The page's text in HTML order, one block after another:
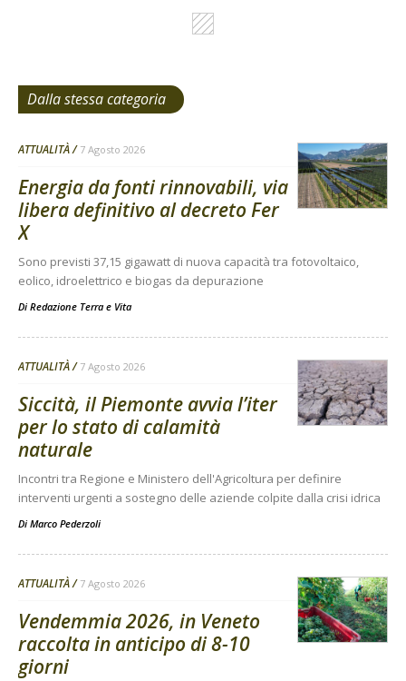
Dalla stessa categoria
ATTUALITÀ 7 Agosto 2026
Energia da fonti rinnovabili, via
libera definitivo al decreto Fer
X
Sono previsti 37,15 gigawatt di nuova capacità tra fotovoltaico,
eolico, idroelettrico e biogas da depurazione
Di Redazione Terra e Vita
ATTUALITÀ 7 Agosto 2026
Siccità, il Piemonte avvia l’iter
per lo stato di calamità
naturale
Incontri tra Regione e Ministero dell'Agricoltura per definire
interventi urgenti a sostegno delle aziende colpite dalla crisi idrica
Di Marco Pederzoli
ATTUALITÀ 7 Agosto 2026
Vendemmia 2026, in Veneto
raccolta in anticipo di 8-10
giorni